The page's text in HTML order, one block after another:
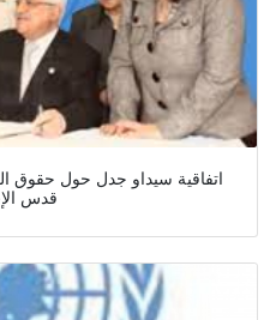
اتفاقية سيداو جدل حول حقوق
قدس